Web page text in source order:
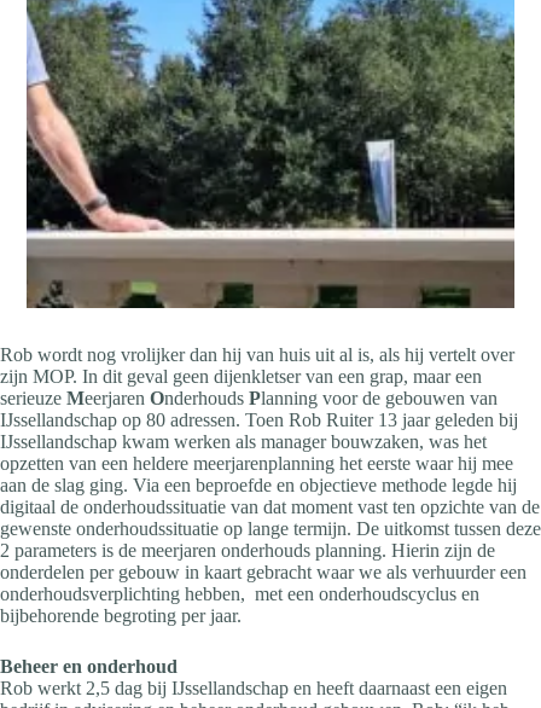
Rob wordt nog vrolijker dan hij van huis uit al is, als hij vertelt over
zijn MOP. In dit geval geen dijenkletser van een grap, maar een
serieuze Meerjaren Onderhouds Planning voor de gebouwen van
IJssellandschap op 80 adressen. Toen Rob Ruiter 13 jaar geleden bij
IJssellandschap kwam werken als manager bouwzaken, was het
opzetten van een heldere meerjarenplanning het eerste waar hij mee
aan de slag ging. Via een beproefde en objectieve methode legde hij
digitaal de onderhoudssituatie van dat moment vast ten opzichte van de
gewenste onderhoudssituatie op lange termijn. De uitkomst tussen deze
2 parameters is de meerjaren onderhouds planning. Hierin zijn de
onderdelen per gebouw in kaart gebracht waar we als verhuurder een
onderhoudsverplichting hebben, met een onderhoudscyclus en
bijbehorende begroting per jaar.
Beheer en onderhoud
Rob werkt 2,5 dag bij IJssellandschap en heeft daarnaast een eigen